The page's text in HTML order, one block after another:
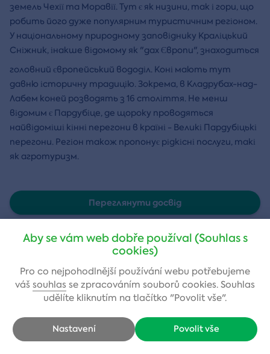
земель Чехії та Моравії. Тут є як низини, так і гори, що
робить його дуже популярним туристичним регіоном.
У національному природному заповіднику Краліцький
Сніжник, інакше відомому як "дах Європи", знаходиться
головний європейський вододіл. Коні мають тут
давню історичну традицію. Зокрема, в Кладрубах-над-
Лабем коней розводять з 16 століття. Не менш
відомим є Пардубіце, де щороку проводяться
найвідоміші кінні перегони в країні - Великі Пардубіцькі
перегони. Регіон також пропонує рідкісні послуги, такі
як агротуризм.
Переглянути досвід
Адреналін
Авто-мото
Aby se vám web dobře používal (Souhlas s
cookies)
Pro co nejpohodlnější používání webu potřebujeme
váš souhlas se zpracováním souborů cookies. Souhlas
udělíte kliknutím na tlačítko "Povolit vše".
Povolit vše
Nastavení